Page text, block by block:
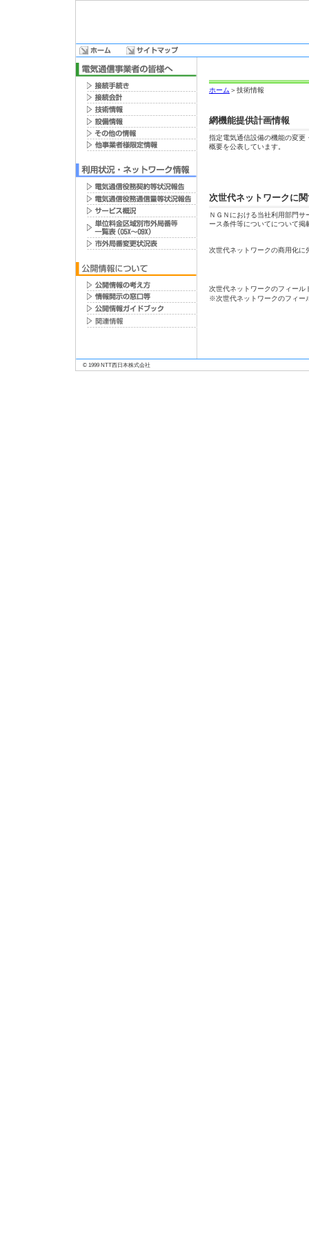
ホーム ＞技術情報
網機能提供計画情報
指定電気通信設備の機能の変更
概要を公表しています。
次世代ネットワークに
ＮＧＮにおける当社利用部門
ース条件等についてについて掲
次世代ネットワークの商用化に
次世代ネットワークのフィール
※次世代ネットワークのフィー
© 1999 NTT西日本株式会社